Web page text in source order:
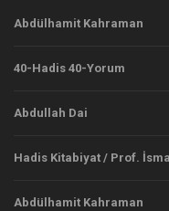
Abdülhamit Kahraman
40-Hadis 40-Yorum
Abdullah Dai
Hadis Kitabiyat / Prof.
Abdülhamit Kahraman